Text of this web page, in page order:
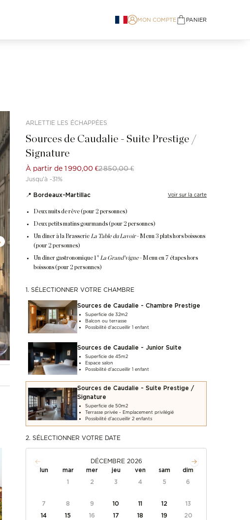
MON COMPTE
items in cart, view bag
PANIER
ARLETTIE LES ÉCHAPPÉES
Sources de Caudalie - Suite Prestige /
Signature
À partir de 1 990,00 €2 850,00 €
Jusqu'à -31%
📍 Bordeaux-Martillac Voir sur la carte
Deux nuits de rêve (pour 2 personnes)
Deux petits matins gourmands (pour 2 personnes)
Un dîner à la BrasserieLa Table du Lavoir- Menu 3 plats hors boissons
(pour 2 personnes)
Un dîner gastronomique 1*La Grand'vigne- Menu en 7 étapes hors
boissons (pour 2 personnes)
1. SÉLECTIONNER VOTRE CHAMBRE
Sources de Caudalie - Chambre Prestige
Superficie de 32m2
Balcon ou terrasse
Possibilité d'accueillir 1 enfant
Sources de Caudalie - Junior Suite
Superficie de 45m2
Espace salon
Possibilité d'accueillir 1 enfant
Sources de Caudalie - Suite Prestige /
Signature
Superficie de 50m2
Terrasse privée - Emplacement privilégié
Possibilité d'accueillir 2 enfants
2. SÉLECTIONNER VOTRE DATE
DÉCEMBRE 2026
lun mar mer jeu ven sam
dim
1
2 3 4 5 6
7 8 9 10 11 12
13
14
15 16 17 18 19
20